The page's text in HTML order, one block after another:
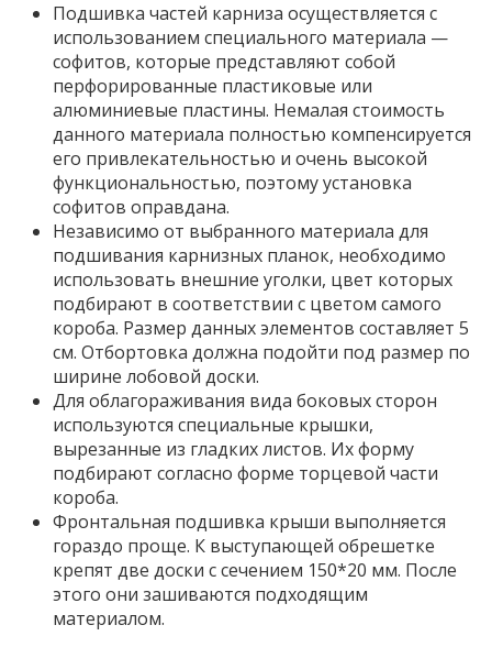
Подшивка частей карниза осуществляется с
использованием специального материала —
софитов, которые представляют собой
перфорированные пластиковые или
алюминиевые пластины. Немалая стоимость
данного материала полностью компенсируется
его привлекательностью и очень высокой
функциональностью, поэтому установка
софитов оправдана.
Независимо от выбранного материала для
подшивания карнизных планок, необходимо
использовать внешние уголки, цвет которых
подбирают в соответствии с цветом самого
короба. Размер данных элементов составляет 5
см. Отбортовка должна подойти под размер по
ширине лобовой доски.
Для облагораживания вида боковых сторон
используются специальные крышки,
вырезанные из гладких листов. Их форму
подбирают согласно форме торцевой части
короба.
Фронтальная подшивка крыши выполняется
гораздо проще. К выступающей обрешетке
крепят две доски с сечением 150*20 мм. После
этого они зашиваются подходящим
материалом.